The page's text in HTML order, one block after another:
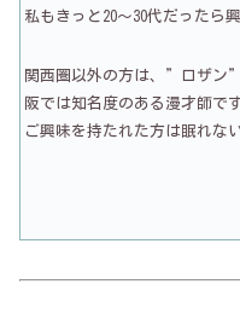
私もきっと20～30代だったら
関西圏以外の方は、”ロザン
阪では知名度のある漫才師です
ご興味を持たれた方は眠れな